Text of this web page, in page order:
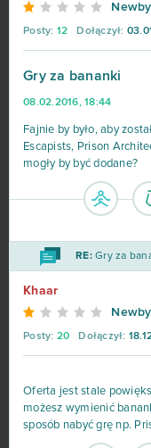
Newby
Posty: 12 Dołączył:
Gry za bananki
08.02.2016, 18:44
Fajnie by było, aby
Escapists, Prison
mogły by być dodane?
RE:Gry za
Khaar
Newby
Posty: 20 Dołączył:
Oferta jest stale
możesz wymienić
sposób nabyć grę np.